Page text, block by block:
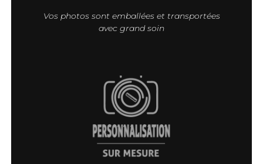
Vos photos sont emballées et transportées
avec grand soin